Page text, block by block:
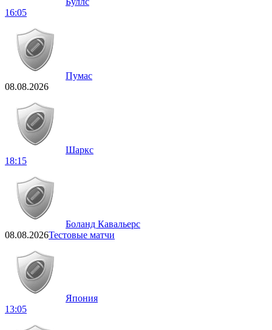
16:05
Пумас
08.08.2026
Шаркс
18:15
Боланд Кавальерс
08.08.2026Тестовые матчи
Япония
13:05